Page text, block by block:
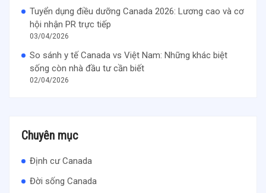
Tuyển dụng điều dưỡng Canada 2026: Lương cao và cơ
hội nhận PR trực tiếp
03/04/2026
So sánh y tế Canada vs Việt Nam: Những khác biệt
sống còn nhà đầu tư cần biết
02/04/2026
Chuyên mục
Định cư Canada
Đời sống Canada